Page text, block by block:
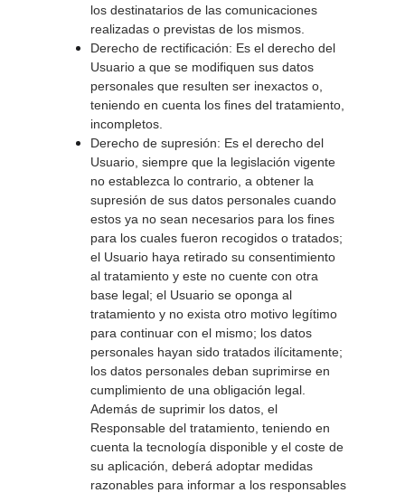
los destinatarios de las comunicaciones
realizadas o previstas de los mismos.
Derecho de rectificación: Es el derecho del
Usuario a que se modifiquen sus datos
personales que resulten ser inexactos o,
teniendo en cuenta los fines del tratamiento,
incompletos.
Derecho de supresión: Es el derecho del
Usuario, siempre que la legislación vigente
no establezca lo contrario, a obtener la
supresión de sus datos personales cuando
estos ya no sean necesarios para los fines
para los cuales fueron recogidos o tratados;
el Usuario haya retirado su consentimiento
al tratamiento y este no cuente con otra
base legal; el Usuario se oponga al
tratamiento y no exista otro motivo legítimo
para continuar con el mismo; los datos
personales hayan sido tratados ilícitamente;
los datos personales deban suprimirse en
cumplimiento de una obligación legal.
Además de suprimir los datos, el
Responsable del tratamiento, teniendo en
cuenta la tecnología disponible y el coste de
su aplicación, deberá adoptar medidas
razonables para informar a los responsables